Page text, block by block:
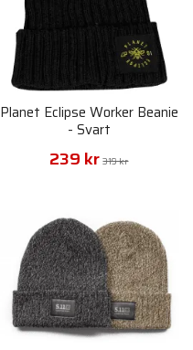
Planet Eclipse Worker Beanie
- Svart
239 kr 319 kr